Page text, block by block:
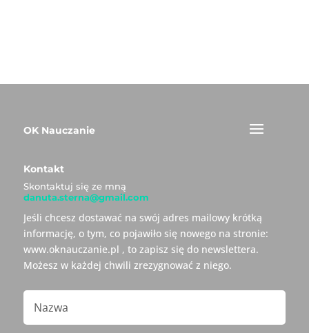
OK Nauczanie
Kontakt
Skontaktuj się ze mną
danuta.sterna@gmail.com
Jeśli chcesz dostawać na swój adres mailowy krótką
informację, o tym, co pojawiło się nowego na stronie:
www.oknauczanie.pl , to zapisz się do newslettera.
Możesz w każdej chwili zrezygnować z niego.